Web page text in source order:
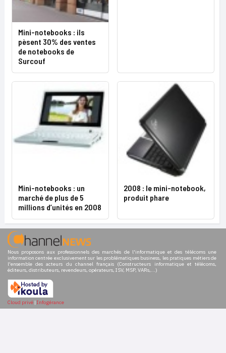
Mini-notebooks : ils
pèsent 30% des ventes
de notebooks de
Surcouf
Mini-notebooks : un
marché de plus de 5
millions d’unités en 2008
2008 : le mini-notebook,
produit phare
Nous proposons aux professionnels des marchés de l'informatique et des télécoms une
information centrée exclusivement sur les problématiques business, les pratiques métiers de
l'ensemble des acteurs du channel français (Constructeurs informatique et télécoms,
éditeurs, distributeurs, revendeurs, opérateurs, ISV, MSP, VARs,...)
Cloud privé | Infogérance